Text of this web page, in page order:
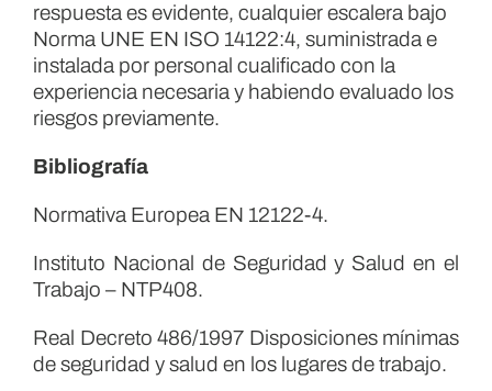
respuesta es evidente, cualquier escalera bajo
Norma UNE EN ISO 14122:4, suministrada e
instalada por personal cualificado con la
experiencia necesaria y habiendo evaluado los
riesgos previamente.
Bibliografía
Normativa Europea EN 12122-4.
Instituto Nacional de Seguridad y Salud en el
Trabajo – NTP408.
Real Decreto 486/1997 Disposiciones mínimas
de seguridad y salud en los lugares de trabajo.